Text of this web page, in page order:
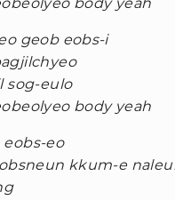
body yeah
geob eobs-i
sog-eulo
body yeah
eo
kkum-e